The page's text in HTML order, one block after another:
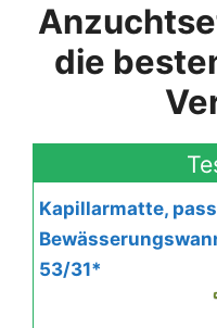
die
Kapillarmatte,
53/31*